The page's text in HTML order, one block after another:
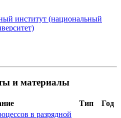
институт (национальный
и материалы
Тип
Год
в разрядной